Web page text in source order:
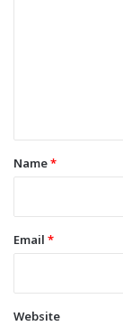
*Name*
Email *
Website